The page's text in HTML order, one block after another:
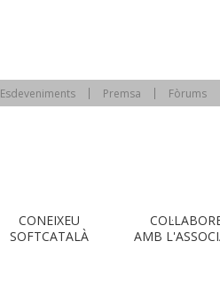
Esdeveniments Premsa Fòrums
CONEIXEU
SOFTCATALÀ
AMB